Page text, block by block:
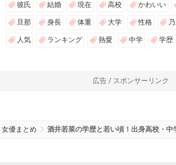
彼氏 結婚 現在 高校 かわいい
旦那 身長 体重 大学 性格
人気 ランキング 熱愛 中学 学歴
広告 / スポンサーリンク
女優まとめ 酒井若菜の学歴と若い頃！出身高校・中